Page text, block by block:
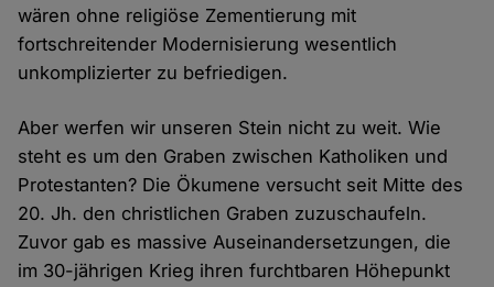
wären ohne religiöse Zementierung mit
fortschreitender Modernisierung wesentlich
unkomplizierter zu befriedigen.
Aber werfen wir unseren Stein nicht zu weit. Wie
steht es um den Graben zwischen Katholiken und
Protestanten? Die Ökumene versucht seit Mitte des
20. Jh. den christlichen Graben zuzuschaufeln.
Zuvor gab es massive Auseinandersetzungen, die
im 30-jährigen Krieg ihren furchtbaren Höhepunkt